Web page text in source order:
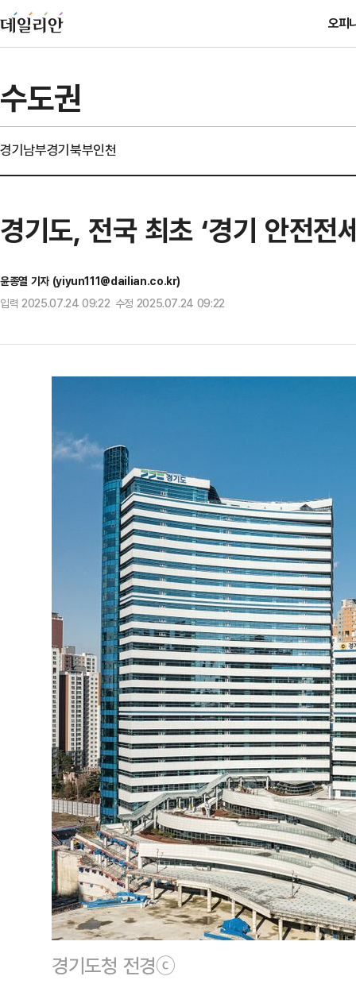
오피
수도권
경기남부경기북부인천
경기도, 전국 최초 ‘경기 안전전
윤종열 기자 (yiyun111@dailian.co.kr)
입력 2025.07.24 09:22 수정 2025.07.24 09:22
경기도청 전경ⓒ